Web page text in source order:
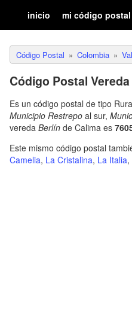
inicio mi código postal
Código Postal Colombia
Código Postal
Es un código postal de tipo
Municipio Restrepo al sur,
vereda Berlín de Calima es
Este mismo código postal
Camelia, La Cristalina, La Italia,